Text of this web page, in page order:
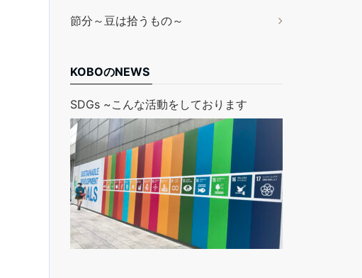
節分～豆は拾うもの～
KOBOのNEWS
SDGs ~こんな活動をしております